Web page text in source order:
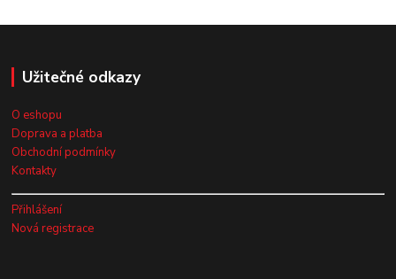
Užitečné odkazy
O eshopu
Doprava a platba
Obchodní podmínky
Kontakty
Přihlášení
Nová registrace